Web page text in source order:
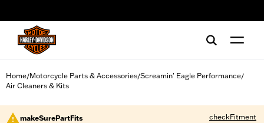
Home/Motorcycle Parts & Accessories/Screamin' Eagle Performance/
Air Cleaners & Kits
makeSurePartFits checkFitment